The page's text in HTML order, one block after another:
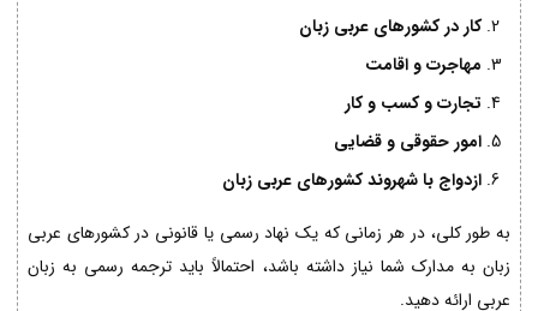
کار در کشورهای عربی زبان
مهاجرت و اقامت
تجارت و کسب و کار
امور حقوقی و قضایی
ازدواج با شهروند کشورهای عربی زبان
به طور کلی، در هر زمانی که یک نهاد رسمی یا قانونی در کشورهای عربی
زبان به مدارک شما نیاز داشته باشد، احتمالاً باید ترجمه رسمی به زبان
عربی ارائه دهید.